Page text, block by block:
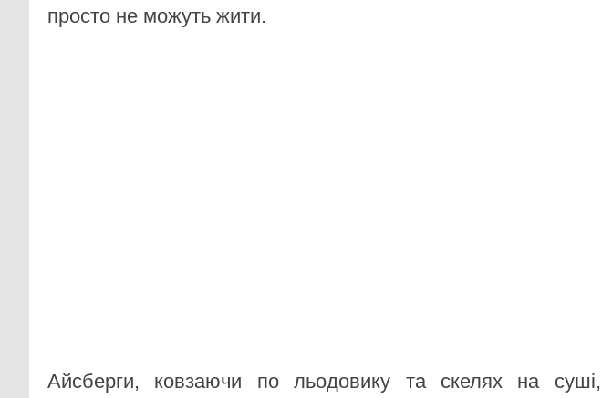
просто не можуть жити.
Айсберги, ковзаючи по льодовику та скелях на суші,